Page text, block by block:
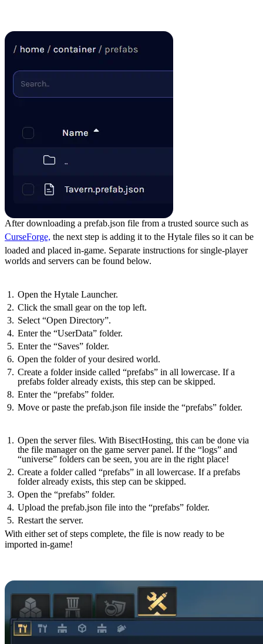
After downloading a prefab.json file from a trusted source such as
CurseForge, the next step is adding it to the Hytale files so it can be
loaded and placed in-game. Separate instructions for single-player
worlds and servers can be found below.
Open the Hytale Launcher.
Click the small gear on the top left.
Select “Open Directory”.
Enter the “UserData” folder.
Enter the “Saves” folder.
Open the folder of your desired world.
Create a folder inside called “prefabs” in all lowercase. If a
prefabs folder already exists, this step can be skipped.
Enter the “prefabs” folder.
Move or paste the prefab.json file inside the “prefabs” folder.
Open the server files. With BisectHosting, this can be done via
the file manager on the game server panel. If the “logs” and
“universe” folders can be seen, you are in the right place!
Create a folder called “prefabs” in all lowercase. If a prefabs
folder already exists, this step can be skipped.
Open the “prefabs” folder.
Upload the prefab.json file into the “prefabs” folder.
Restart the server.
With either set of steps complete, the file is now ready to be
imported in-game!